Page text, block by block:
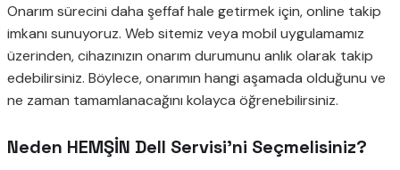
Onarım sürecini daha şeffaf hale getirmek için, online takip
imkanı sunuyoruz. Web sitemiz veya mobil uygulamamız
üzerinden, cihazınızın onarım durumunu anlık olarak takip
edebilirsiniz. Böylece, onarımın hangi aşamada olduğunu ve
ne zaman tamamlanacağını kolayca öğrenebilirsiniz.
Neden HEMŞİN Dell Servisi’ni Seçmelisiniz?